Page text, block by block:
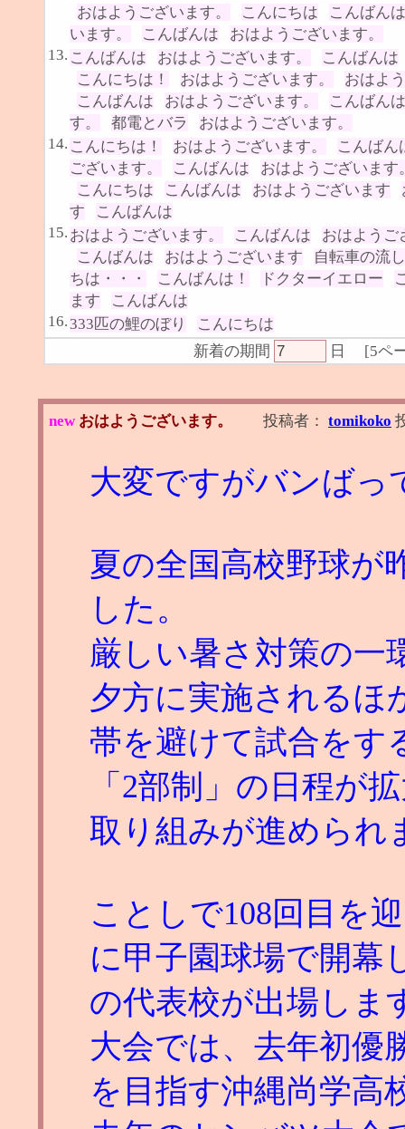
おはようございます。
こんにちは
こんばんは
います。
こんばんは
おはようございます。
13. こんばんは おはようございます。
こんばんは
こんにちは！
おはようございます。
おはよ
こんばんは
おはようございます。
こんばんは
す。
都電とバラ
おはようございます。
14. こんにちは！ おはようございます。
こんばん
ございます。
こんばんは
おはようございます
こんにちは
こんばんは おはようございます
す
こんばんは
15. おはようございます。 こんばんは
おはようご
こんばんは
おはようございます
自転車の流
ちは・・・
こんばんは！ ドクターイエロー
ます
こんばんは
16.333匹の鯉のぼり
こんにちは
新着の期間
日 [5ペ
new おはようございます。 投稿者： tomikoko
大変ですがバンばっ
夏の全国高校野球が
した。
厳しい暑さ対策の一
夕方に実施されるほ
帯を避けて試合をす
「2部制」の日程が
取り組みが進められ
ことしで108回目を
に甲子園球場で開幕
の代表校が出場しま
大会では、去年初優
を目指す沖縄尚学高